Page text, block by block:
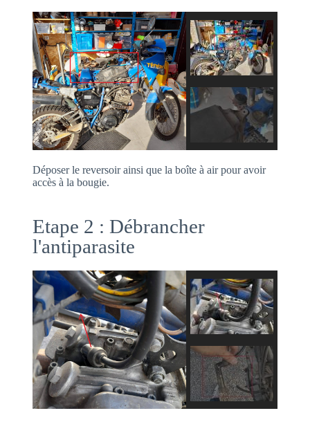
Déposer le reversoir ainsi que la boîte à air pour avoir
accès à la bougie.
Etape 2 : Débrancher
l'antiparasite